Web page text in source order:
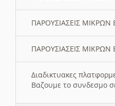
ΠΑΡΟΥΣΙΑΣΕΙΣ ΜΙΚΡΩΝ
ΠΑΡΟΥΣΙΑΣΕΙΣ ΜΙΚΡΩΝ
Διαδικτυακες
Βαζουμε το συνδεσμο